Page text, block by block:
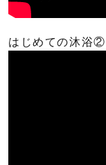
はじめての沐浴